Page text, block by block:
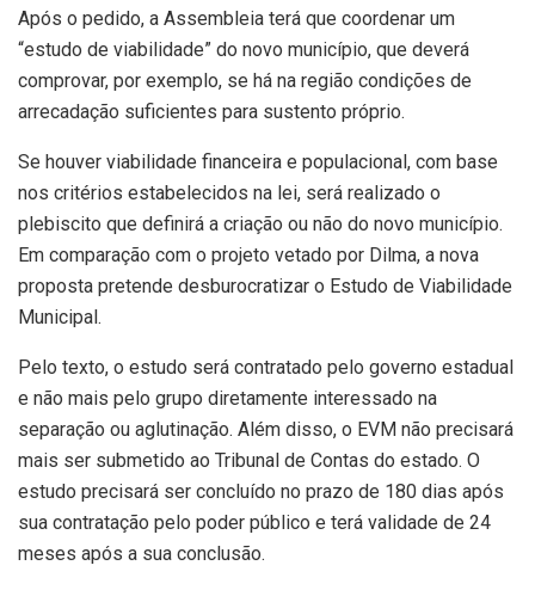
Após o pedido, a Assembleia terá que coordenar um
“estudo de viabilidade” do novo município, que deverá
comprovar, por exemplo, se há na região condições de
arrecadação suficientes para sustento próprio.
Se houver viabilidade financeira e populacional, com base
nos critérios estabelecidos na lei, será realizado o
plebiscito que definirá a criação ou não do novo município.
Em comparação com o projeto vetado por Dilma, a nova
proposta pretende desburocratizar o Estudo de Viabilidade
Municipal.
Pelo texto, o estudo será contratado pelo governo estadual
e não mais pelo grupo diretamente interessado na
separação ou aglutinação. Além disso, o EVM não precisará
mais ser submetido ao Tribunal de Contas do estado. O
estudo precisará ser concluído no prazo de 180 dias após
sua contratação pelo poder público e terá validade de 24
meses após a sua conclusão.